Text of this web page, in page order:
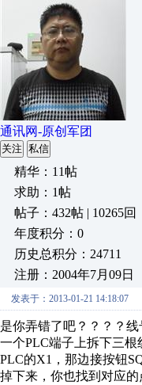
通讯网-原创军团
关注 私信
精华：11帖
求助：1帖
帖子：432帖 | 10265回
年度积分：0
历史总积分：24711
注册：2004年7月09日
发表于：2013-01-21 14:18:07
是你弄错了吧？？？？
一个PLC端子上拆下三
PLC的X1，那边接按钮
掉下来，你也找到对应